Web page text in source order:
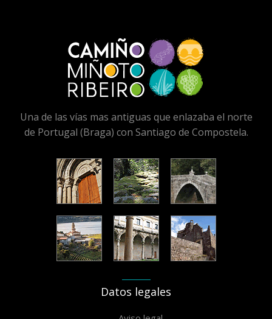
Una de las vías mas antiguas que enlazaba el norte
de Portugal (Braga) con Santiago de Compostela.
Datos legales